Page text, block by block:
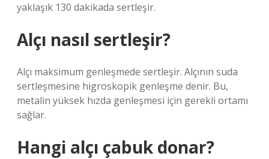
yaklaşık 130 dakikada sertleşir.
Alçı nasıl sertleşir?
Alçı maksimum genleşmede sertleşir. Alçının suda
sertleşmesine higroskopik genleşme denir. Bu,
metalin yüksek hızda genleşmesi için gerekli ortamı
sağlar.
Hangi alçı çabuk donar?